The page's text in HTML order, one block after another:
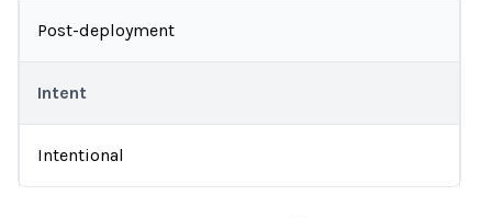
Post-deployment
Intent
Intentional